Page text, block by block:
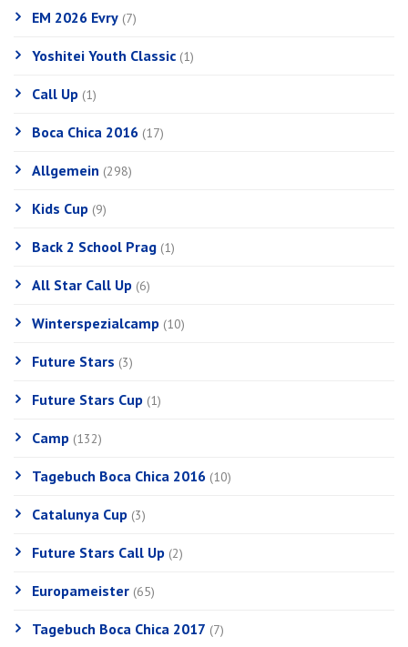
EM 2026 Evry (7)
Yoshitei Youth Classic (1)
Call Up (1)
Boca Chica 2016 (17)
Allgemein (298)
Kids Cup (9)
Back 2 School Prag (1)
All Star Call Up (6)
Winterspezialcamp (10)
Future Stars (3)
Future Stars Cup (1)
Camp (132)
Tagebuch Boca Chica 2016 (10)
Catalunya Cup (3)
Future Stars Call Up (2)
Europameister (65)
Tagebuch Boca Chica 2017 (7)